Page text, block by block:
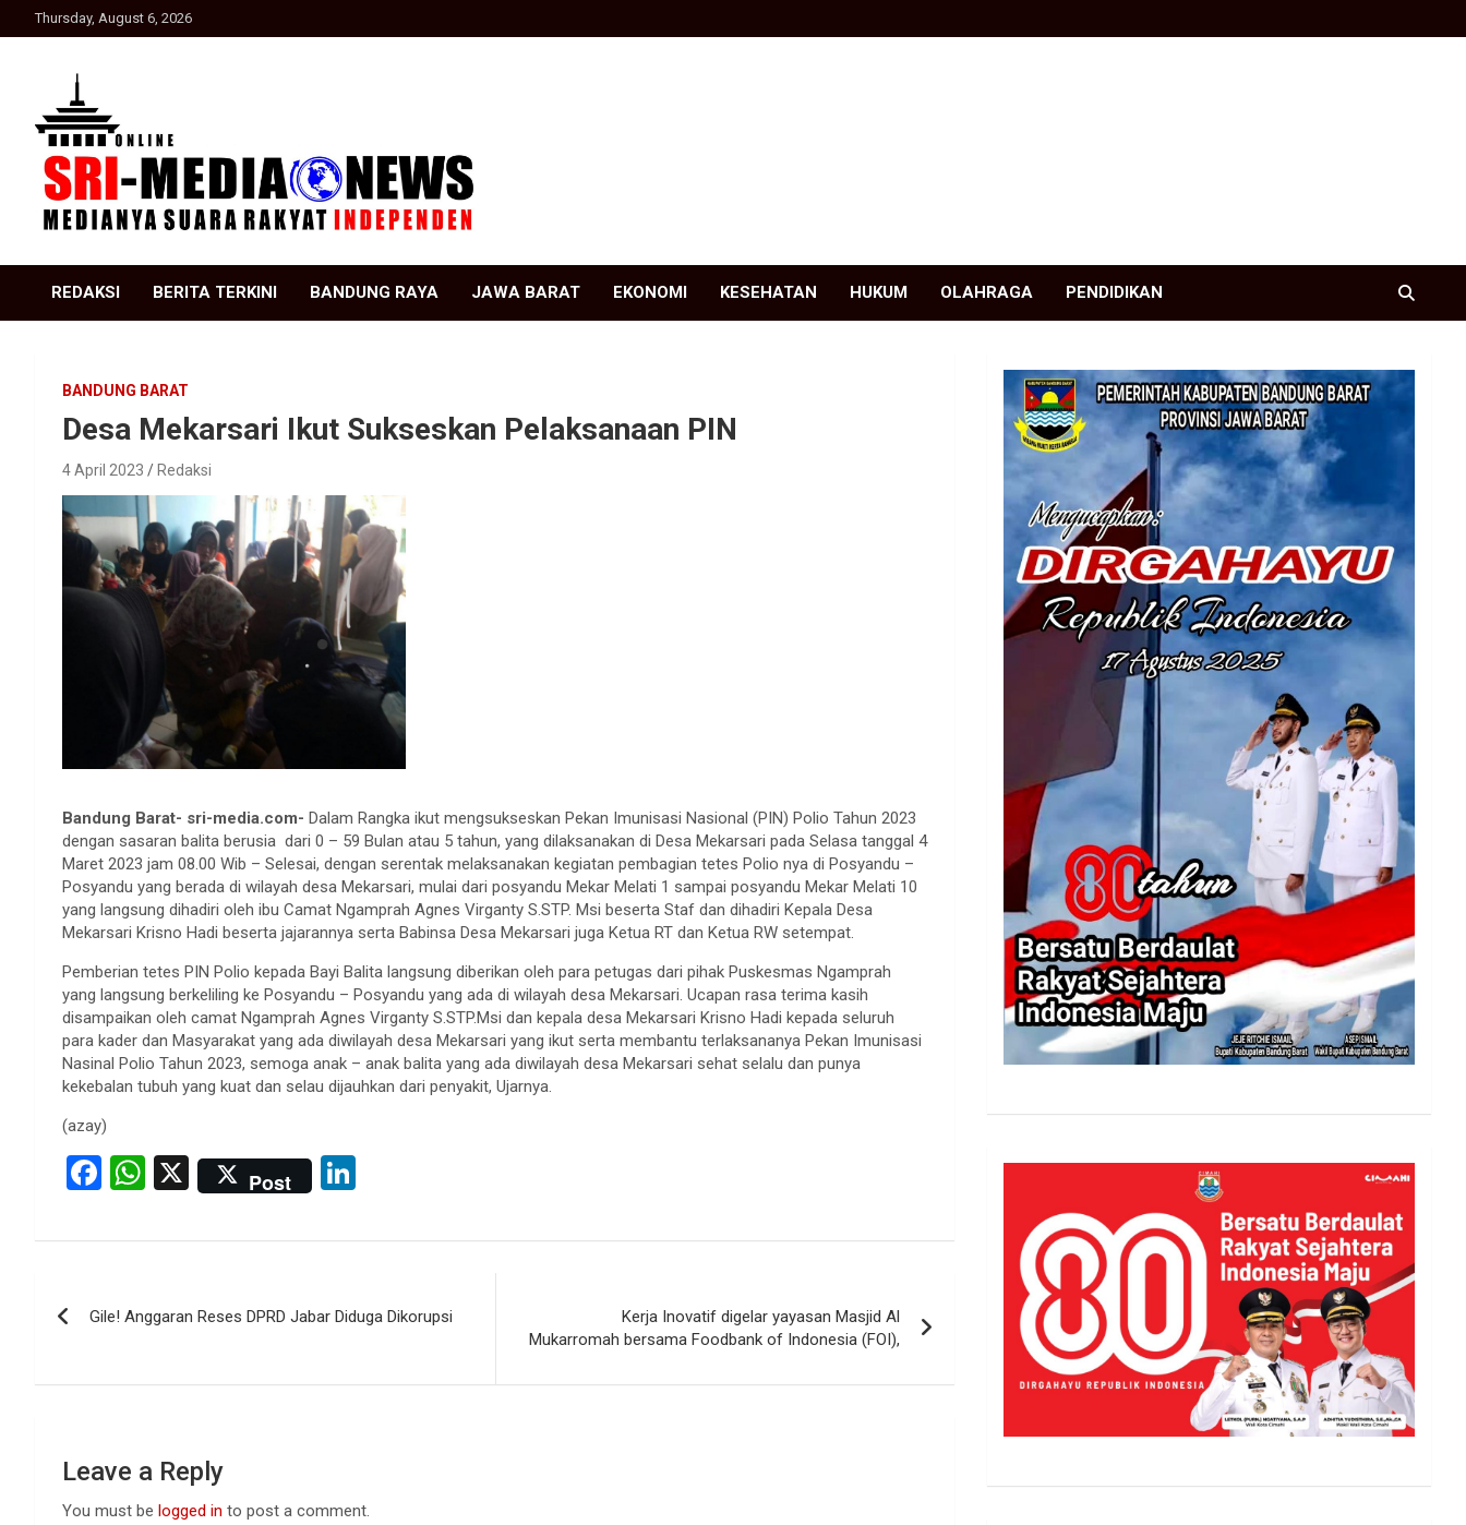
to
Thursday, August 6, 2026
SRI Media news
REDAKSI BERITA TERKINI BANDUNG RAYA JAWA BARAT EKONOMI KESEHATAN HUKUM OLAHRAGA PENDIDIKAN
BANDUNG BARAT
Desa Mekarsari Ikut Sukseskan Pelaksanaan PIN
4 April 2023 Redaksi
Bandung Barat- sri-media.com- Dalam Rangka ikut mengsukseskan Pekan Imunisasi Nasional (PIN) Polio Tahun 2023
dengan sasaran balita berusia dari 0 – 59 Bulan atau 5 tahun, yang dilaksanakan di Desa Mekarsari pada Selasa tanggal 4
Maret 2023 jam 08.00 Wib – Selesai, dengan serentak melaksanakan kegiatan pembagian tetes Polio nya di Posyandu –
Posyandu yang berada di wilayah desa Mekarsari, mulai dari posyandu Mekar Melati 1 sampai posyandu Mekar Melati 10
yang langsung dihadiri oleh ibu Camat Ngamprah Agnes Virganty S.STP. Msi beserta Staf dan dihadiri Kepala Desa
Mekarsari Krisno Hadi beserta jajarannya serta Babinsa Desa Mekarsari juga Ketua RT dan Ketua RW setempat.
Pemberian tetes PIN Polio kepada Bayi Balita langsung diberikan oleh para petugas dari pihak Puskesmas Ngamprah
yang langsung berkeliling ke Posyandu – Posyandu yang ada di wilayah desa Mekarsari. Ucapan rasa terima kasih
disampaikan oleh camat Ngamprah Agnes Virganty S.STP.Msi dan kepala desa Mekarsari Krisno Hadi kepada seluruh
para kader dan Masyarakat yang ada diwilayah desa Mekarsari yang ikut serta membantu terlaksananya Pekan Imunisasi
Nasinal Polio Tahun 2023, semoga anak – anak balita yang ada diwilayah desa Mekarsari sehat selalu dan punya
kekebalan tubuh yang kuat dan selau dijauhkan dari penyakit, Ujarnya.
(azay)
F
ce
o
k
W
at
A
p
X Post
ke
n
navigation
Gile! Anggaran Reses DPRD Jabar Diduga Dikorupsi
Kerja Inovatif digelar yayasan Masjid Al
Mukarromah bersama Foodbank of Indonesia (FOI),
Leave a Reply
You must be logged in to post a comment.